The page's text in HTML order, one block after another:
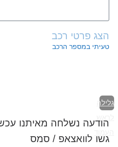
הצג פרטי רכב
טעיתי במספר הרכב
גלילה
הודעה נשלחה מאיתנו
גשו לוואצאפ / סמס